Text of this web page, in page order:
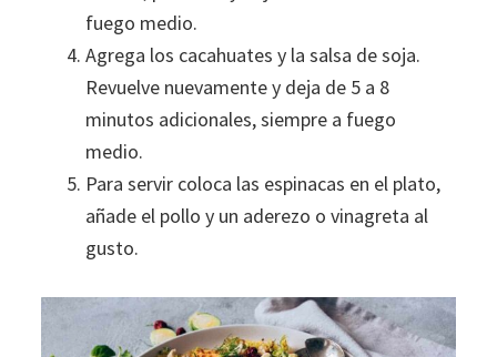
fuego medio.
Agrega los cacahuates y la salsa de soja.
Revuelve nuevamente y deja de 5 a 8
minutos adicionales, siempre a fuego
medio.
Para servir coloca las espinacas en el plato,
añade el pollo y un aderezo o vinagreta al
gusto.